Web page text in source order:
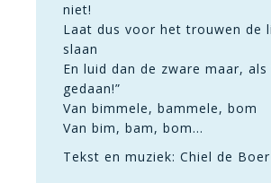
niet!
Laat dus voor het trouwen de
slaan
En luid dan de zware maar, als
gedaan!”
Van bimmele, bammele, bom
Van bim, bam, bom…
Tekst en muziek: Chiel de Boer